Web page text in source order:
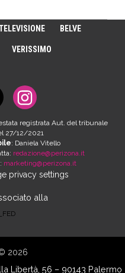
BELVE
VERISSIMO
registrata Aut. del tribunale
27/12/2021
: Daniela Vitello
redazione@perizona.it
marketing@perizona.it
privacy settings
alla
2026
Libertà, 56 – 90143 Palermo